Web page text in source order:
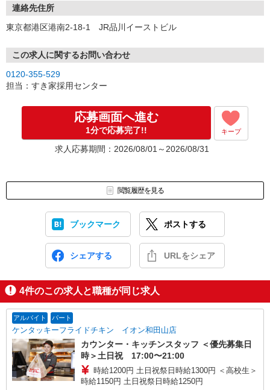
連絡先住所
東京都港区港南2-18-1 JR品川イーストビル
この求人に関するお問い合わせ
0120-355-529
担当：すき家採用センター
応募画面へ進む
1分で応募完了!! キープ
求人応募期間：2026/08/01～2026/08/31
閲覧履歴を見る
ブックマーク ポストする
シェアする URLをシェア
4件のこの求人と職種が同じ求人
アルバイト パート
ケンタッキーフライドチキン イオン和田山店
カウンター・キッチンスタッフ ＜優先募集日
時＞土日祝 17:00〜21:00
時給1200円 土日祝祭日時給1300円 ＜高校生＞
時給1150円 土日祝祭日時給1250円